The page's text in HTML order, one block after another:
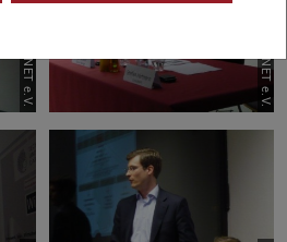
Bild: WiBiNET e.V. Bild: WiBiNET e.V.